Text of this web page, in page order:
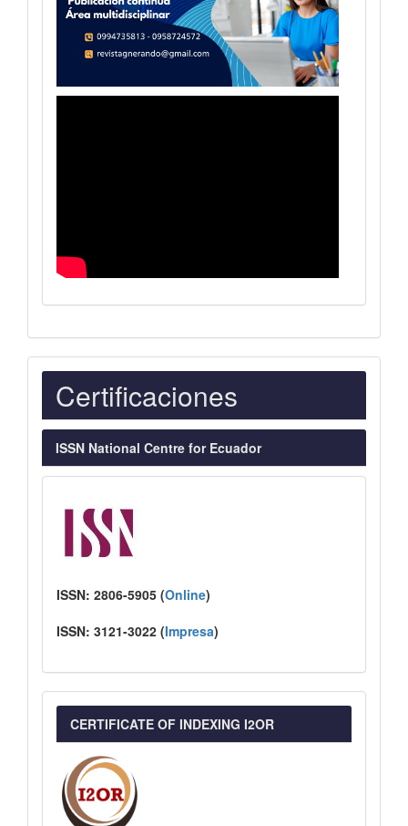
Indexaciones
Certificaciones
ISSN National Centre for Ecuador
ISSN: 2806-5905 (Online)
ISSN: 3121-3022 (Impresa)
CERTIFICATE OF INDEXING I2OR